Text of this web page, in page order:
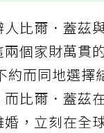
比爾．蓋茲
個家財萬貫
約而同地選擇
而比爾．蓋茲
，立刻在全